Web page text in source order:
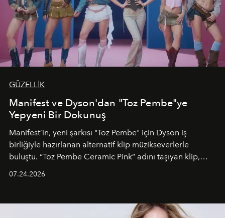
GÜZELLİK
Manifest ve Dyson'dan "Toz Pembe"ye
Yepyeni Bir Dokunuş
Manifest’in, yeni şarkısı "Toz Pembe" için Dyson iş
birliğiyle hazırlanan alternatif klip müzikseverlerle
buluştu. “Toz Pembe Ceramic Pink” adını taşıyan klip,
unsurlarından biri olarak öne çıkıyor.
07.24.2026